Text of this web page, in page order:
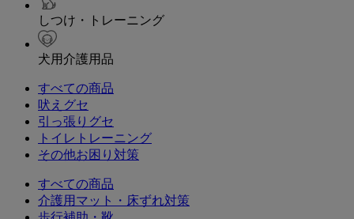
しつけ・トレーニング
犬用介護用品
すべての商品
吠えグセ
引っ張りグセ
トイレトレーニング
その他お困り対策
すべての商品
介護用マット・床ずれ対策